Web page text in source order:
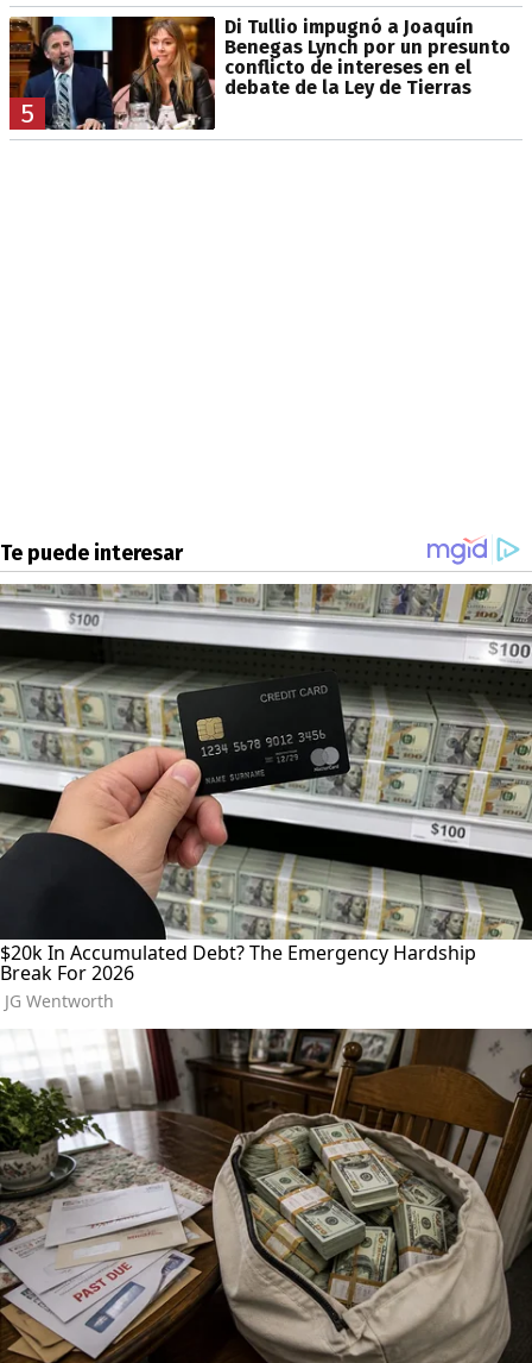
5
Di Tullio impugnó a Joaquín
Benegas Lynch por un presunto
conflicto de intereses en el
debate de la Ley de Tierras